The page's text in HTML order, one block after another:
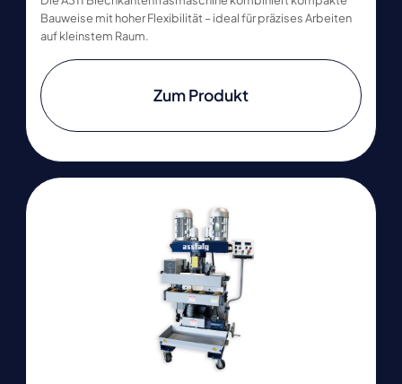
Bauweise mit hoher Flexibilität – ideal für präzises Arbeiten
auf kleinstem Raum.
Zum Produkt